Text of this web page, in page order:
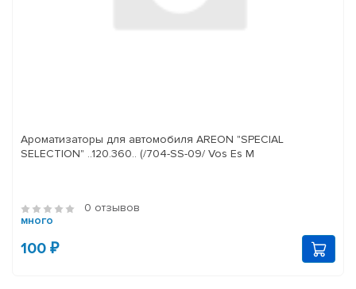
Ароматизаторы для автомобиля AREON "SPECIAL
SELECTION" ..120.360.. (/704-SS-09/ Vos Es M
0 отзывов
много
100 ₽